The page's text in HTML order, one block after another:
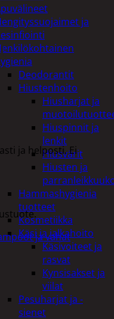
ja
Deodorantit
Hiustenhoito
Hiusharjat ja
Hiuspinnit ja
lenkit
Hiusvärit
Hiusten ja
Hammashygienia
tuotteet
Kosmetiikka
Käsi ja jalkahoito
Käsivoiteet ja
rasvat
Kynsisakset ja
viilat
Pesuharjat ja -
sienet
ja helposti. Ei
ja vahat